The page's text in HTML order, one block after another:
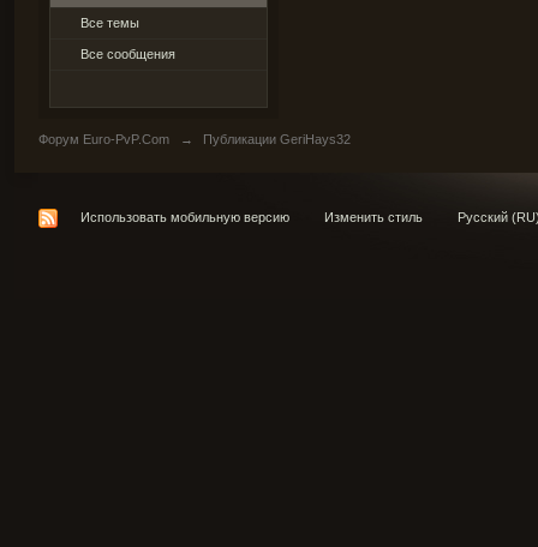
Все темы
Все сообщения
Форум Euro-PvP.Com → Публикации GeriHays32
Использовать мобильную версию Изменить стиль Русский